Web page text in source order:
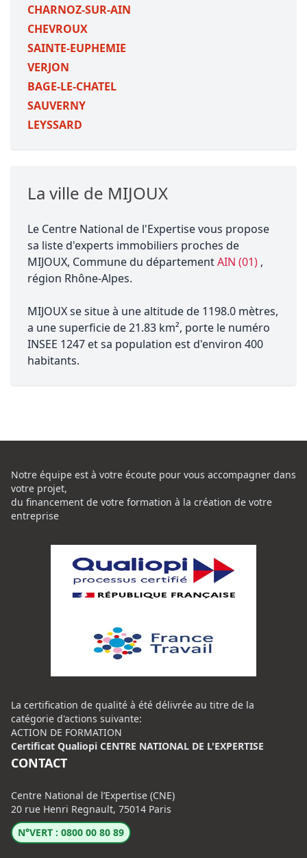
CHARNOZ-SUR-AIN
CHEVROUX
SAINTE-EUPHEMIE
VERJON
BAGE-LE-CHATEL
SAUVERNY
LEYSSARD
La ville de MIJOUX
Le Centre National de l'Expertise vous propose
sa liste d'experts immobiliers proches de
MIJOUX, Commune du départementAIN (01) ,
région Rhône-Alpes.
MIJOUX se situe à une altitude de 1198.0 mètres,
a une superficie de 21.83 km², porte le numéro
INSEE 1247 et sa population est d'environ 400
habitants.
Notre équipe est à votre écoute pour vous accompagner dans
votre projet,
du financement de votre formation à la création de votre
entreprise
La certification de qualité à été délivrée au titre de la
catégorie d'actions suivante:
ACTION DE FORMATION
Certificat Qualiopi CENTRE NATIONAL DE L'EXPERTISE
CONTACT
Centre National de l’Expertise (CNE)
20 rue Henri Regnault, 75014 Paris
N°VERT : 0800 00 80 89